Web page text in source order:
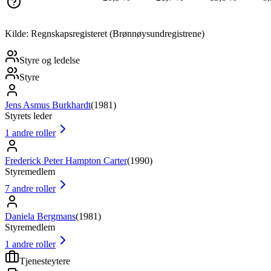
Kilde: Regnskapsregisteret (Brønnøysundregistrene)
Styre og ledelse
Styre
Jens Asmus Burkhardt(1981)
Styrets leder
1 andre roller
Frederick Peter Hampton Carter(1990)
Styremedlem
7 andre roller
Daniela Bergmans(1981)
Styremedlem
1 andre roller
Tjenesteytere